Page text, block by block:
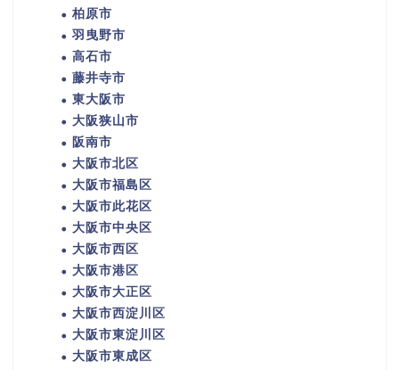
柏原市
羽曳野市
高石市
藤井寺市
東大阪市
大阪狭山市
阪南市
大阪市北区
大阪市福島区
大阪市此花区
大阪市中央区
大阪市西区
大阪市港区
大阪市大正区
大阪市西淀川区
大阪市東淀川区
大阪市東成区